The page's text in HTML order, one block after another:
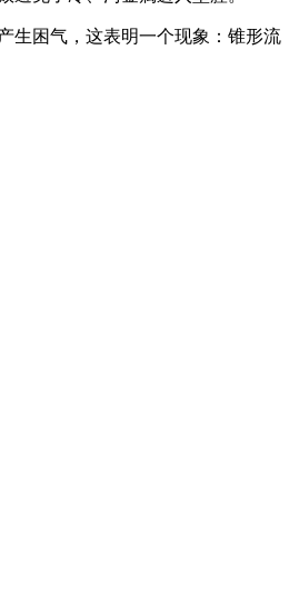
生困气，这表明一个现象：锥形流